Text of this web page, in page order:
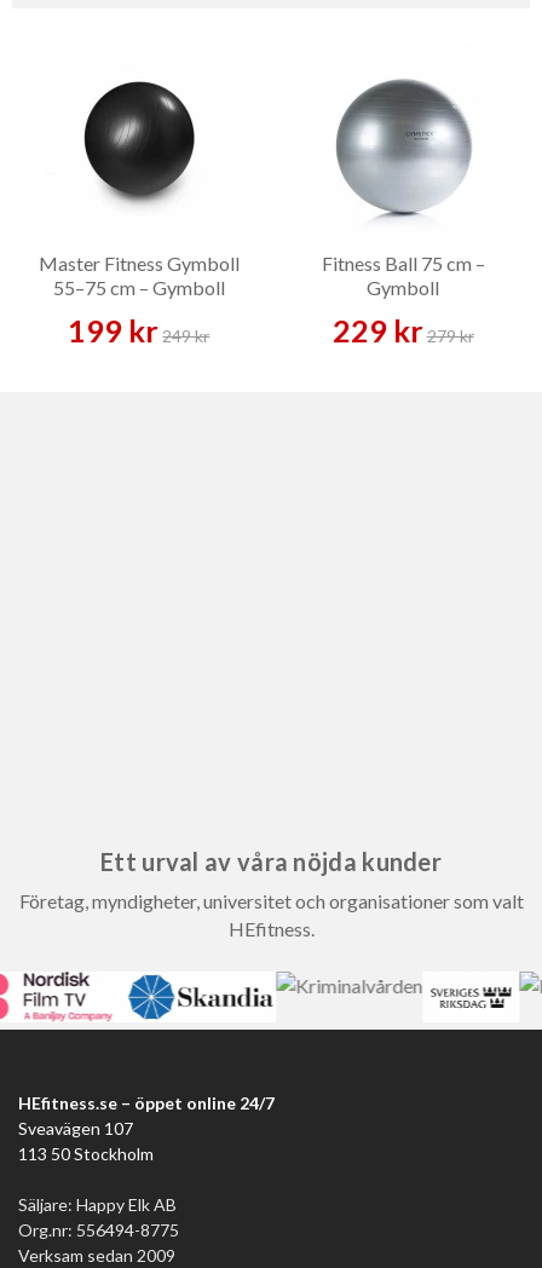
Master Fitness Gymboll
55–75 cm – Gymboll
199 kr 249 kr
Fitness Ball 75 cm –
Gymboll
229 kr279 kr
Ett urval av våra nöjda kunder
Företag, myndigheter, universitet och organisationer som valt
HEfitness.
HEfitness.se – öppet online 24/7
Sveavägen 107
113 50 Stockholm
Säljare: Happy Elk AB
Org.nr: 556494-8775
Verksam sedan 2009